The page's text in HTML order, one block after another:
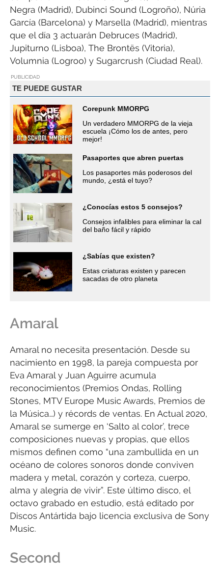
Negra (Madrid), Dubinci Sound (Logroño), Núria
García (Barcelona) y Marsella (Madrid), mientras
que el día 3 actuarán Debruces (Madrid),
Jupiturno (Lisboa), The Brontës (Vitoria),
Volumnia (Logroo) y Sugarcrush (Ciudad Real).
PUBLICIDAD
TE PUEDE GUSTAR
Corepunk MMORPG
Un verdadero MMORPG de la vieja
escuela ¡Cómo los de antes, pero
mejor!
Pasaportes que abren puertas
Los pasaportes más poderosos del
mundo, ¿está el tuyo?
¿Conocías estos 5 consejos?
Consejos infalibles para eliminar la cal
del baño fácil y rápido
¿Sabías que existen?
Estas criaturas existen y parecen
sacadas de otro planeta
Amaral
Amaral no necesita presentación. Desde su
nacimiento en 1998, la pareja compuesta por
Eva Amaral y Juan Aguirre acumula
reconocimientos (Premios Ondas, Rolling
Stones, MTV Europe Music Awards, Premios de
la Música…) y récords de ventas. En Actual 2020,
Amaral se sumerge en ‘Salto al color’, trece
composiciones nuevas y propias, que ellos
mismos definen como “una zambullida en un
océano de colores sonoros donde conviven
madera y metal, corazón y corteza, cuerpo,
alma y alegría de vivir”. Este último disco, el
octavo grabado en estudio, está editado por
Discos Antártida bajo licencia exclusiva de Sony
Music.
Second